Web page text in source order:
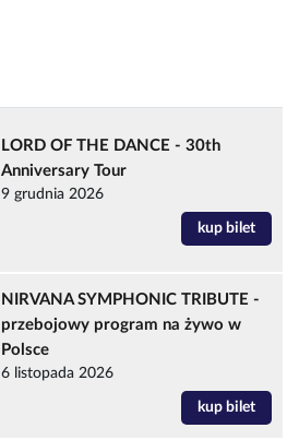
LORD OF THE DANCE - 30th
Anniversary Tour
9 grudnia 2026
kup bilet
NIRVANA SYMPHONIC TRIBUTE -
przebojowy program na żywo w
Polsce
6 listopada 2026
kup bilet